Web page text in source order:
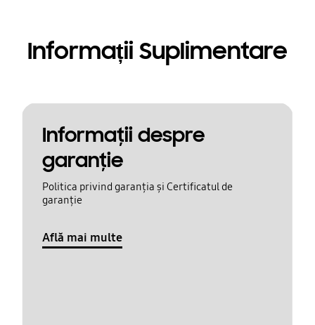
Informații Suplimentare
Informaţii despre
garanţie
Politica privind garanția și Certificatul de
garanție
Află mai multe